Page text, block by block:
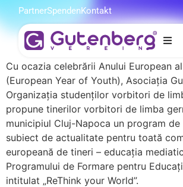
PartnerSpendenKontakt
Despre Organizație
Pentru Studenți
Pentru Elevi
Proiecte
Cu ocazia celebrării Anului European
(European Year of Youth), Asociația
Organizația studenților vorbitori de
propune tinerilor vorbitori de limba
municipiul Cluj-Napoca un program
subiect de actualitate pentru toată
europeană de tineri – educația
Programului de Formare pentru
intitulat „ReThink your World”.